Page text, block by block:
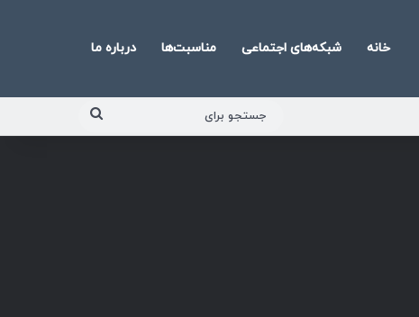
خانه شبکه‌های اجتماعی مناسبت‌ها درباره ما